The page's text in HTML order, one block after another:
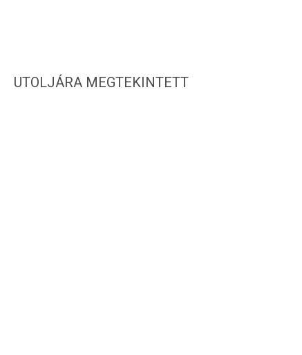
UTOLJÁRA MEGTEKINTETT